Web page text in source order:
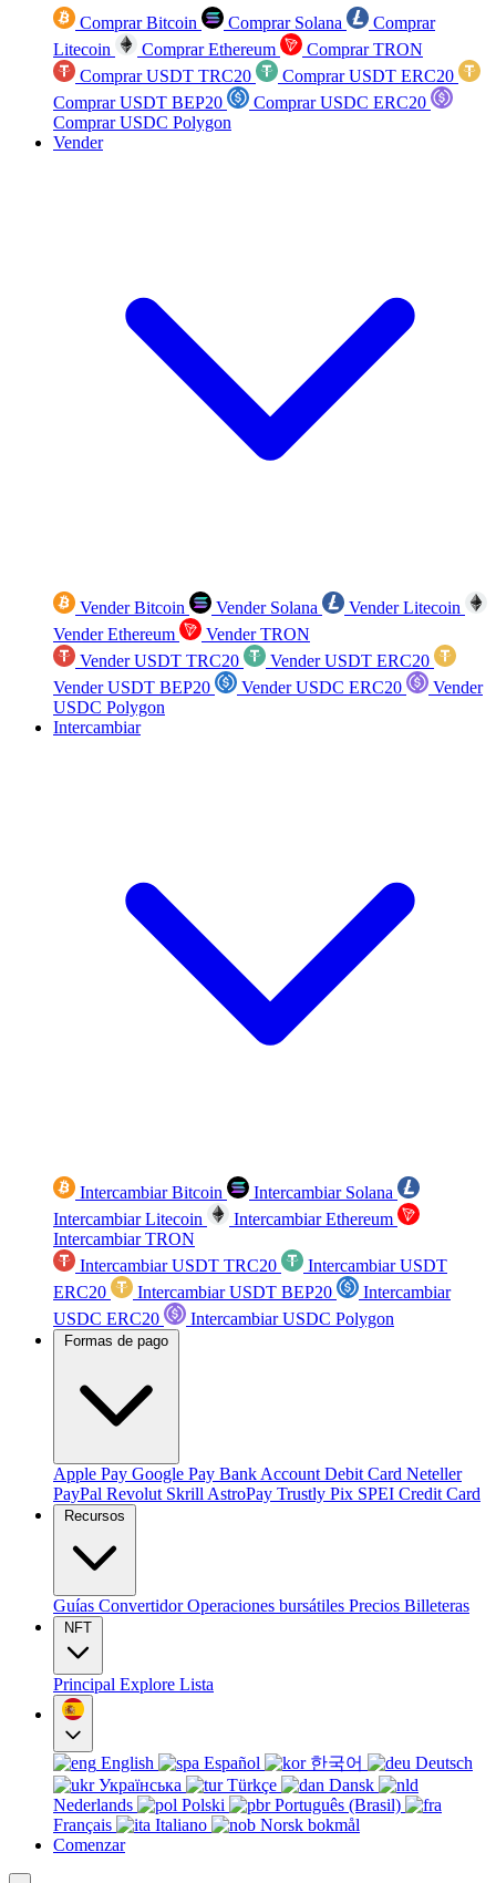
Comprar Bitcoin Comprar Solana
Comprar
Litecoin
Comprar Ethereum
Comprar TRON
Comprar USDT TRC20
Comprar USDT ERC20
Comprar USDT BEP20
Comprar USDC ERC20
Comprar USDC Polygon
Vender
Vender Bitcoin Vender Solana
Vender Litecoin
Vender Ethereum
Vender TRON
Vender USDT TRC20
Vender USDT ERC20
Vender USDT BEP20
Vender USDC ERC20
Vender
USDC Polygon
Intercambiar
Intercambiar Bitcoin
Intercambiar Solana
Intercambiar Litecoin
Intercambiar Ethereum
Intercambiar TRON
Intercambiar USDT TRC20
Intercambiar USDT
ERC20
Intercambiar USDT BEP20
Intercambiar
USDC ERC20
Intercambiar USDC Polygon
Formas de pago
Apple Pay Google Pay Bank Account Debit Card Neteller
PayPal Revolut Skrill AstroPay Trustly Pix SPEI Credit Card
Recursos
Guías ConvertidorOperaciones bursátiles Precios Billeteras
NFT
Principal Explore Lista
English Español 한국어
Deutsch
Українська
Türkçe
Dansk
Nederlands
Polski
Português (Brasil)
Français
Italiano
Norsk bokmål
Comenzar